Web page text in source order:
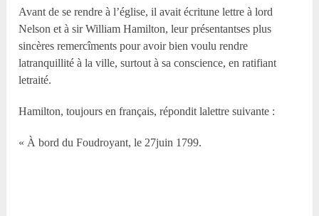
Avant de se rendre à l’église, il avait écritune lettre à lord
Nelson et à sir William Hamilton, leur présentantses plus
sincères remercîments pour avoir bien voulu rendre
latranquillité à la ville, surtout à sa conscience, en ratifiant
letraité.
Hamilton, toujours en français, répondit lalettre suivante :
« À bord du Foudroyant, le 27juin 1799.